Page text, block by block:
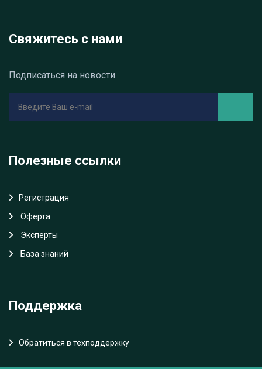
Свяжитесь с нами
Подписаться на новости
Полезные ссылки
Регистрация
Oферта
Эксперты
База знаний
Поддержка
Обратиться в техподдержку